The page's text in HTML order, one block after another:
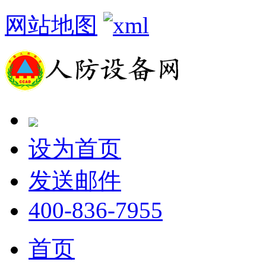
网站地图
设为首页
发送邮件
400-836-7955
首页